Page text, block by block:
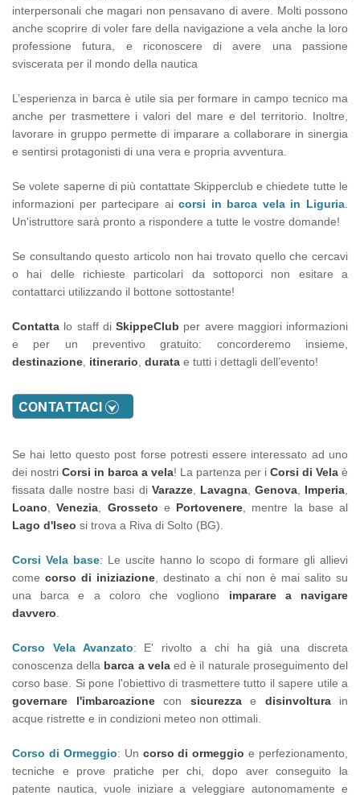
interpersonali che magari non pensavano di avere. Molti possono
anche scoprire di voler fare della navigazione a vela anche la loro
professione futura, e riconoscere di avere una passione
sviscerata per il mondo della nautica
L’esperienza in barca è utile sia per formare in campo tecnico ma
anche per trasmettere i valori del mare e del territorio. Inoltre,
lavorare in gruppo permette di imparare a collaborare in sinergia
e sentirsi protagonisti di una vera e propria avventura.
Se volete saperne di più contattate Skipperclub e chiedete tutte le
informazioni per partecipare aicorsi in barca vela in Liguria
Un'istruttore sarà pronto a rispondere a tutte le vostre domande!
Se consultando questo articolo non hai trovato quello che cercavi
o hai delle richieste particolari da sottoporci non esitare a
contattarci utilizzando il bottone sottostante!
Contatta lo staff diSkippeClub per avere maggiori informazioni
e per un preventivo gratuito: concorderemo insieme,
destinazione itinerario durata e tutti i dettagli dell’evento!
Se hai letto questo post forse potresti essere interessato ad uno
dei nostri Corsi in barca a vela! La partenza per i Corsi di Vela è
fissata dalle nostre basi di Varazze, Lavagna, Genova, Imperia
Loano ,Venezia Grosseto e Portovenere , mentre la base al
Lago d'Iseo si trova a Riva di Solto (BG).
Corsi Vela base: Le uscite hanno lo scopo di formare gli allievi
comecorso di iniziazione , destinato a chi non è mai salito su
una barca e a coloro che vogliono imparare a navigare
davvero
Corso Vela Avanzato: E' rivolto a chi ha già una discreta
conoscenza della barca a velaed è il naturale proseguimento del
corso base. Si pone l'obiettivo di trasmettere tutto il sapere utile a
governare l'imbarcazionecon sicurezzae disinvolturain
acque ristrette e in condizioni meteo non ottimali.
Corso di Ormeggio: Un corso di ormeggio e perfezionamento,
tecniche e prove pratiche per chi, dopo aver conseguito la
patente nautica, vuole iniziare a veleggiare autonomamente e